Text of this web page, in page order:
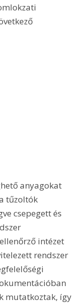
anyagokat
tűzoltók
csepegett és
intézet
rendszer
mutatkoztak, így